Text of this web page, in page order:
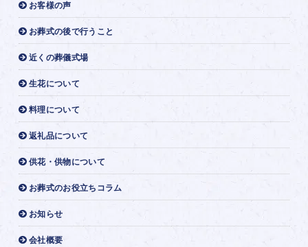
お客様の声
お葬式の後で行うこと
近くの葬儀式場
生花について
料理について
返礼品について
供花・供物について
お葬式のお役立ちコラム
お知らせ
会社概要